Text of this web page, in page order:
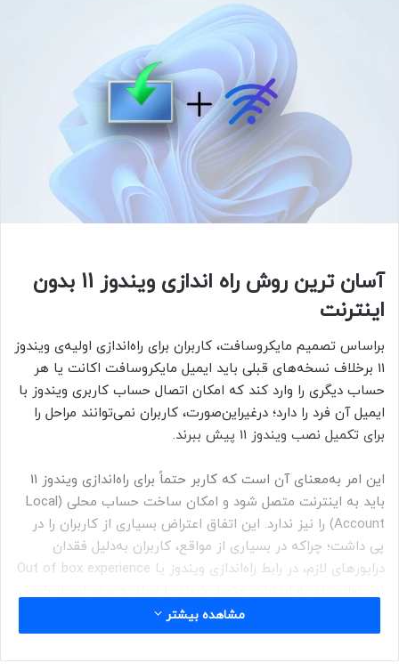
آسان ترین روش راه اندازی ویندوز 11 بدون
اینترنت
براساس تصمیم مایکروسافت، کاربران برای راه‌اندازی اولیه‌ی ویندوز
11 برخلاف نسخه‌های قبلی باید ایمیل مایکروسافت اکانت یا هر
حساب دیگری را وارد کند که امکان اتصال حساب کاربری ویندوز با
ایمیل آن فرد را دارد؛ درغیر‌این‌صورت، کاربران نمی‌توانند مراحل را
برای تکمیل نصب ویندوز 11 پیش ببرند.
این امر به‌معنای آن است که کاربر حتماً برای راه‌اندازی ویندوز 11
باید به اینترنت متصل شود و امکان ساخت حساب محلی (Local
Account) را نیز ندارد. این اتفاق اعتراض بسیاری از کاربران را در
پی داشت؛ چراکه در بسیاری از مواقع، کاربران به‌دلیل فقدان
درایورهای لازم، در رابط راه‌اندازی ویندوز یا Out of box experience
بااین‌حال، مایکروسافت طبق عادت معمول خود درزمینه‌ی بسیاری
مشاهده بیشتر